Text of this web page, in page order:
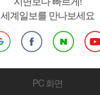
세계일보를 만나보세요
PC 화면